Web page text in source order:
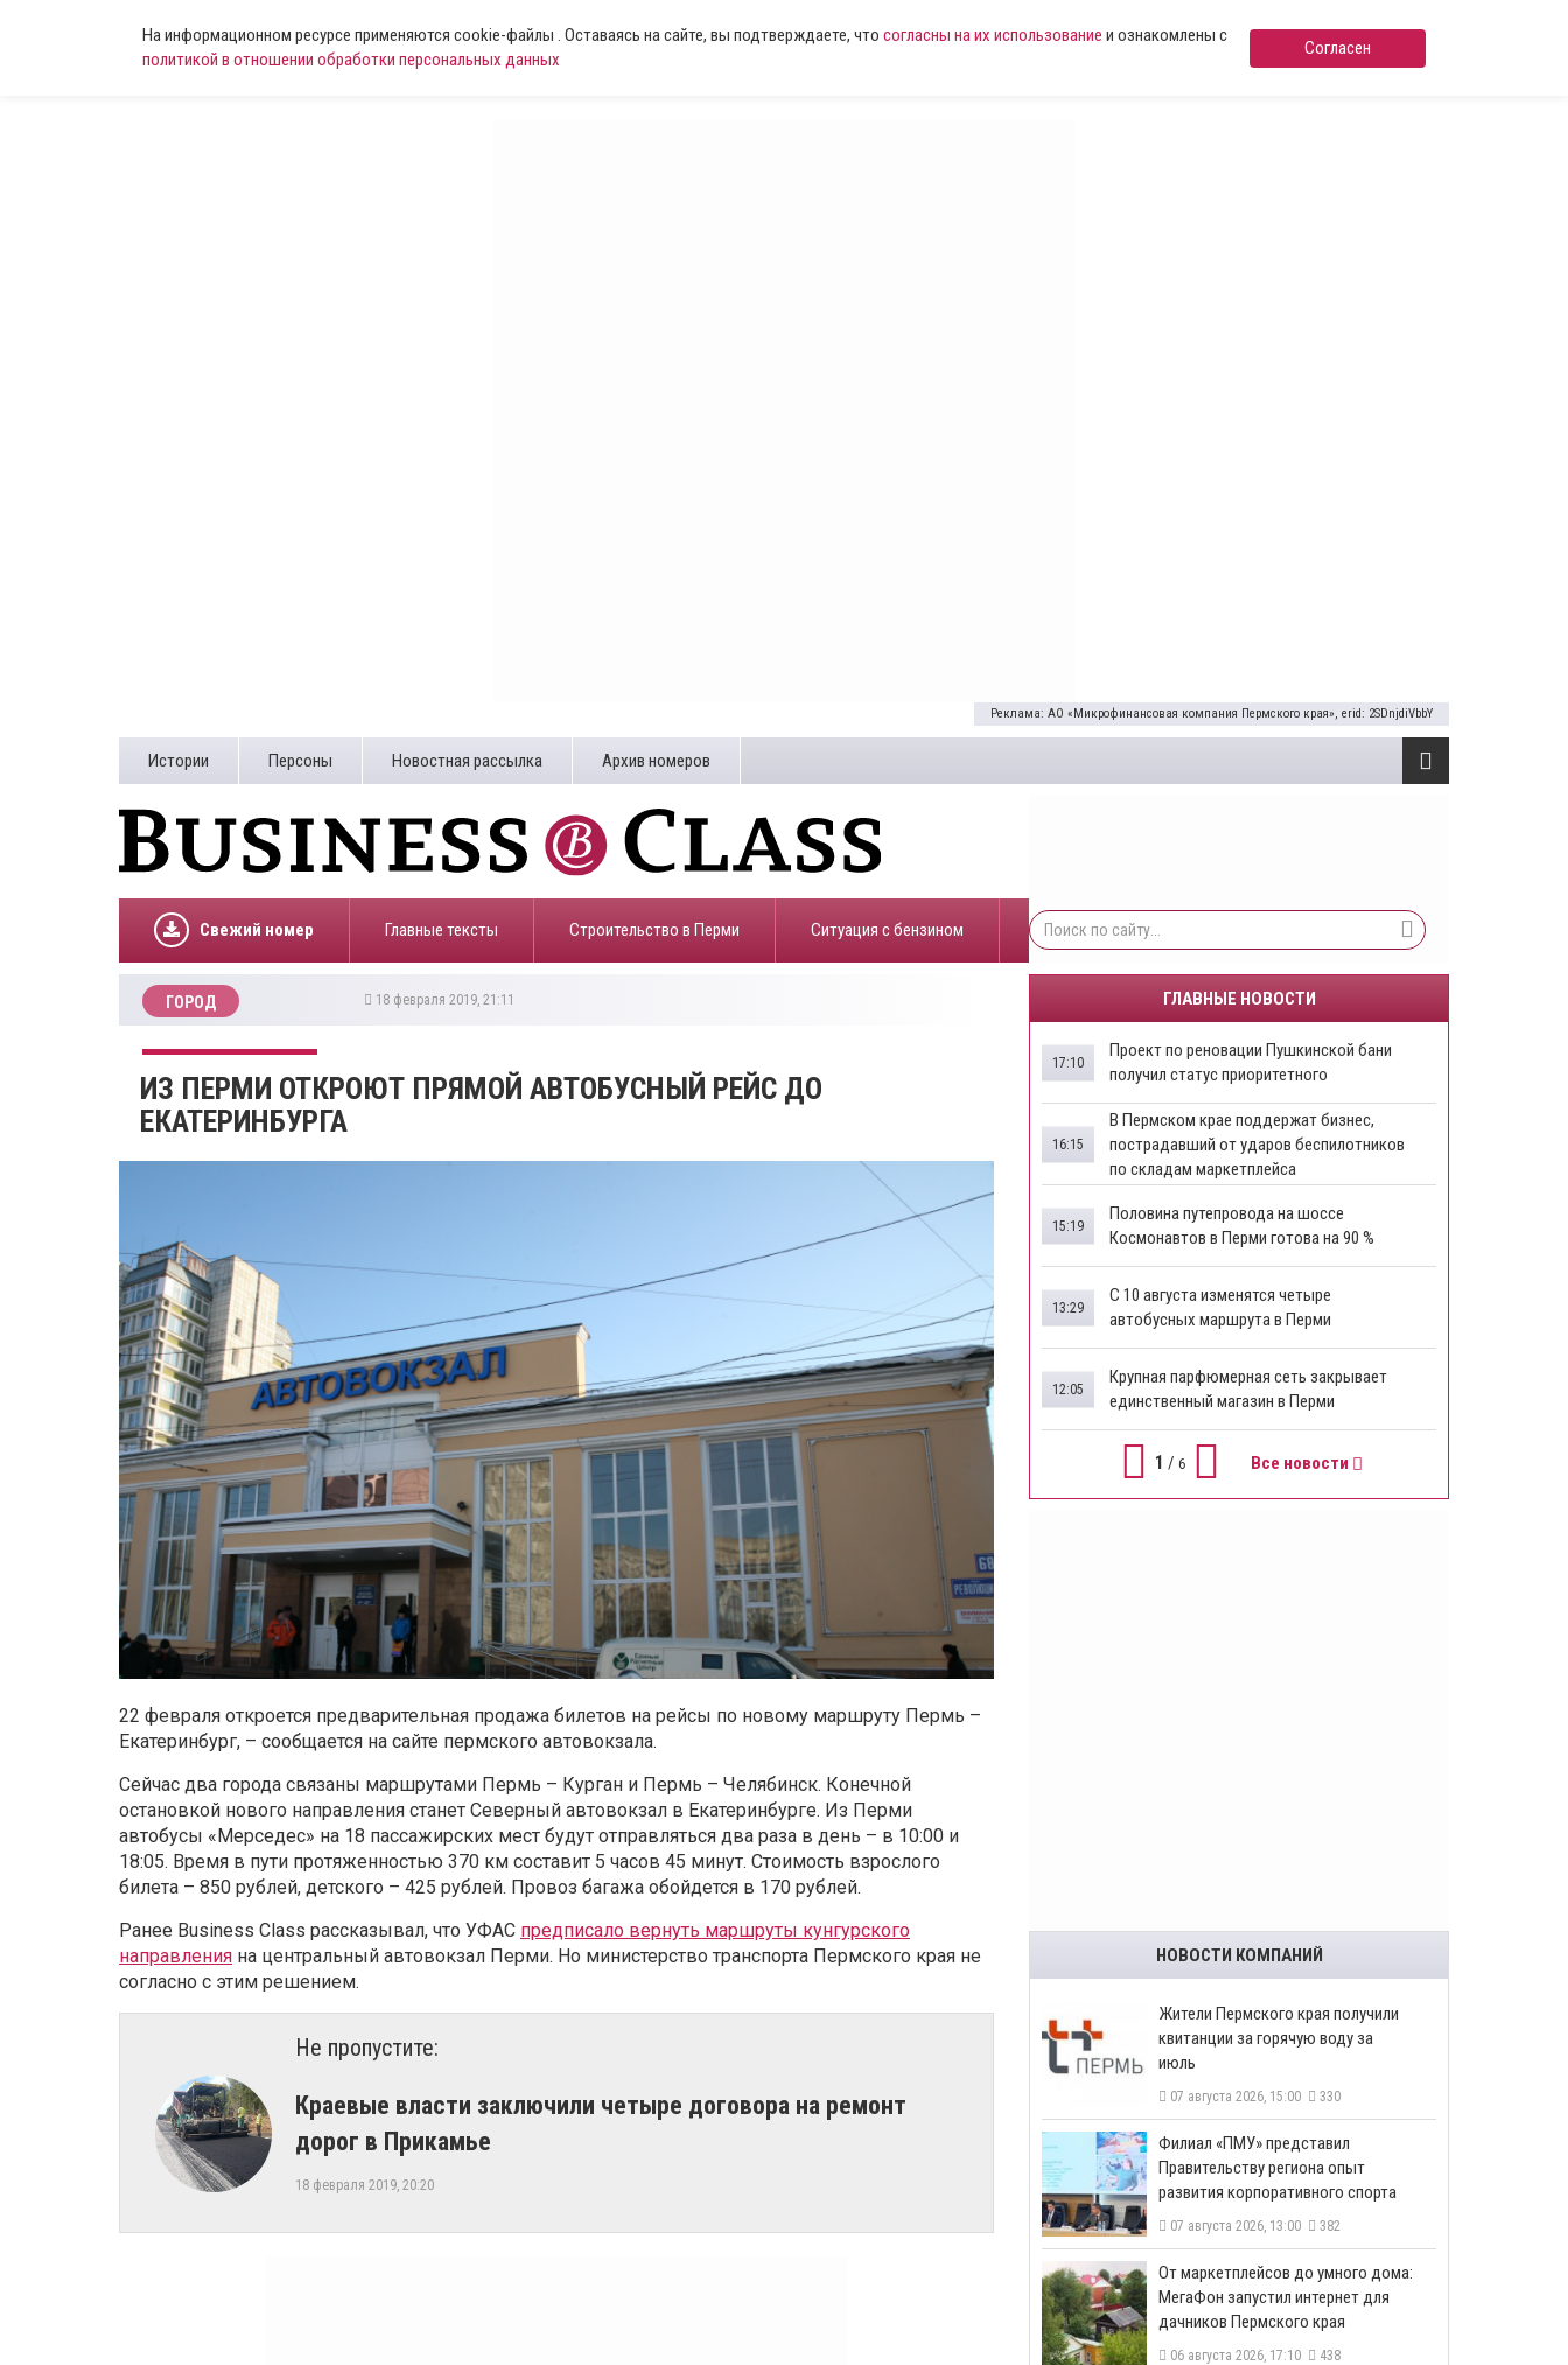
На информационном ресурсе применяются cookie-файлы . Оставаясь на сайте, вы подтверждаете, что согласны на их использование и ознакомлены с
политикой в отношении обработки персональных данных
Согласен
Реклама: АО «Микрофинансовая компания Пермского края», erid: 2SDnjdiVbbY
Истории Персоны Новостная рассылка Архив номеров
Свежий номер Главные тексты Строительство в Перми ​Ситуация с бензином
ГОРОД 18 февраля 2019, 21:11
ИЗ ПЕРМИ ОТКРОЮТ ПРЯМОЙ АВТОБУСНЫЙ РЕЙС ДО
ЕКАТЕРИНБУРГА
22 февраля откроется предварительная продажа билетов на рейсы по новому маршруту Пермь –
Екатеринбург, – сообщается на сайте пермского автовокзала.
Сейчас два города связаны маршрутами Пермь – Курган и Пермь – Челябинск. Конечной
остановкой нового направления станет Северный автовокзал в Екатеринбурге. Из Перми
автобусы «Мерседес» на 18 пассажирских мест будут отправляться два раза в день – в 10:00 и
18:05. Время в пути протяженностью 370 км составит 5 часов 45 минут. Стоимость взрослого
билета – 850 рублей, детского – 425 рублей. Провоз багажа обойдется в 170 рублей.
Ранее Business Class рассказывал, что УФАС предписало вернуть маршруты кунгурского
направления на центральный автовокзал Перми. Но министерство транспорта Пермского края не
согласно с этим решением.
Не пропустите:
Краевые власти заключили четыре договора на ремонт
дорог в Прикамье
18 февраля 2019, 20:20
ГЛАВНЫЕ НОВОСТИ
​Проект по реновации Пушкинской бани
получил статус приоритетного
17:10
​В Пермском крае поддержат бизнес,
пострадавший от ударов беспилотников
по складам маркетплейса
16:15
​Половина путепровода на шоссе
Космонавтов в Перми готова на 90 %
15:19
​С 10 августа изменятся четыре
автобусных маршрута в Перми
13:29
​Крупная парфюмерная сеть закрывает
единственный магазин в Перми
12:05
1 / 6 Все новости
НОВОСТИ КОМПАНИЙ
​Жители Пермского края получили
квитанции за горячую воду за
июль
07 августа 2026, 15:00 330
​Филиал «ПМУ» представил
Правительству региона опыт
развития корпоративного спорта
07 августа 2026, 13:00 382
От маркетплейсов до умного дома:
МегаФон запустил интернет для
дачников Пермского края
06 августа 2026, 17:10 438